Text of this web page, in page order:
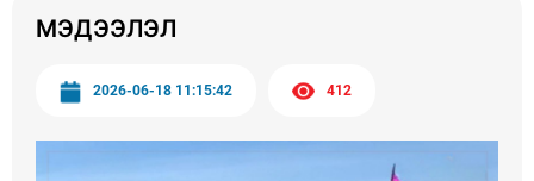
МЭДЭЭЛЭЛ
2026-06-18 11:15:42 412